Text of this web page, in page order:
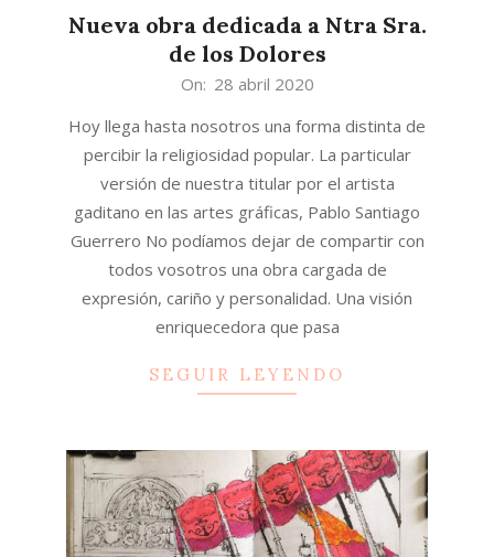
Nueva obra dedicada a Ntra Sra.
de los Dolores
28
On: 28 abril 2020
Hoy llega hasta nosotros una forma distinta de
percibir la religiosidad popular. La particular
versión de nuestra titular por el artista
gaditano en las artes gráficas, Pablo Santiago
Guerrero No podíamos dejar de compartir con
todos vosotros una obra cargada de
expresión, cariño y personalidad. Una visión
enriquecedora que pasa
SEGUIR LEYENDO